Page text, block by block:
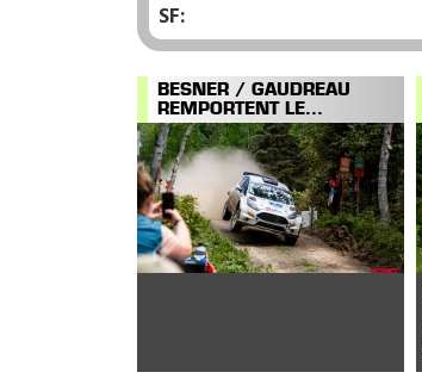
BESNER / GAUDREAU
REMPORTENT LE...